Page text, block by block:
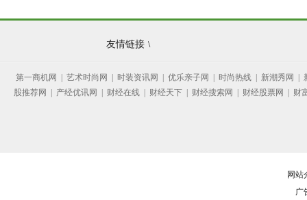
友情链接 \
第一商机网 艺术时尚网 时装资讯网 优乐亲子网 时尚热线 新潮秀网
股推荐网
产经优讯网 财经在线 财经天下 财经搜索网 财经股票网 财
网站
广